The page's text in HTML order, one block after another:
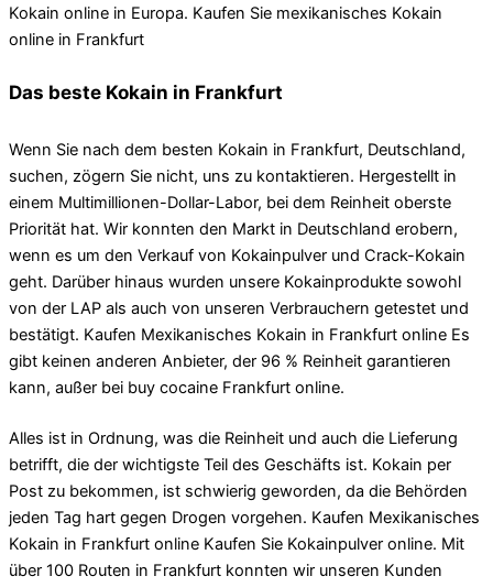
Kokain online in Europa. Kaufen Sie mexikanisches Kokain
online in Frankfurt
Das beste Kokain in Frankfurt
Wenn Sie nach dem besten Kokain in Frankfurt, Deutschland,
suchen, zögern Sie nicht, uns zu kontaktieren. Hergestellt in
einem Multimillionen-Dollar-Labor, bei dem Reinheit oberste
Priorität hat. Wir konnten den Markt in Deutschland erobern,
wenn es um den Verkauf von Kokainpulver und Crack-Kokain
geht. Darüber hinaus wurden unsere Kokainprodukte sowohl
von der LAP als auch von unseren Verbrauchern getestet und
bestätigt. Kaufen Mexikanisches Kokain in Frankfurt online Es
gibt keinen anderen Anbieter, der 96 % Reinheit garantieren
kann, außer bei buy cocaine Frankfurt online.
Alles ist in Ordnung, was die Reinheit und auch die Lieferung
betrifft, die der wichtigste Teil des Geschäfts ist. Kokain per
Post zu bekommen, ist schwierig geworden, da die Behörden
jeden Tag hart gegen Drogen vorgehen. Kaufen Mexikanisches
Kokain in Frankfurt online Kaufen Sie Kokainpulver online. Mit
über 100 Routen in Frankfurt konnten wir unseren Kunden